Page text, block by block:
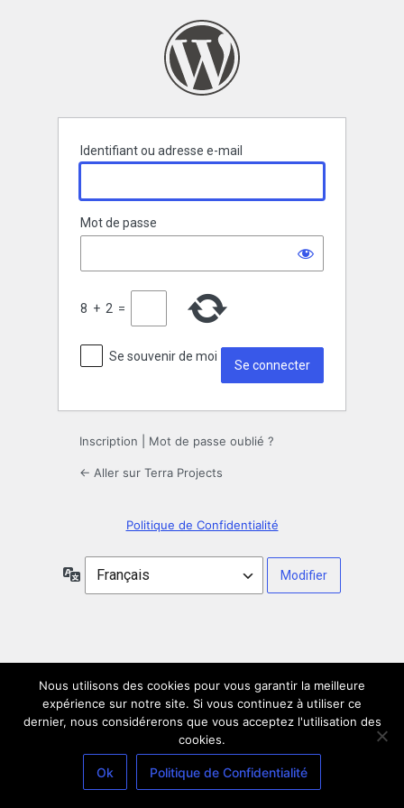
Identifiant ou adresse e-mail
Mot de passe
8 + 2 =
Se souvenir de moi
Inscription Mot de passe oublié ?
← Aller sur Terra Projects
Politique de Confidentialité
Langue
Nous utilisons des cookies pour vous garantir la meilleure
expérience sur notre site. Si vous continuez à utiliser ce
dernier, nous considérerons que vous acceptez l'utilisation des
cookies.
Ok Politique de Confidentialité